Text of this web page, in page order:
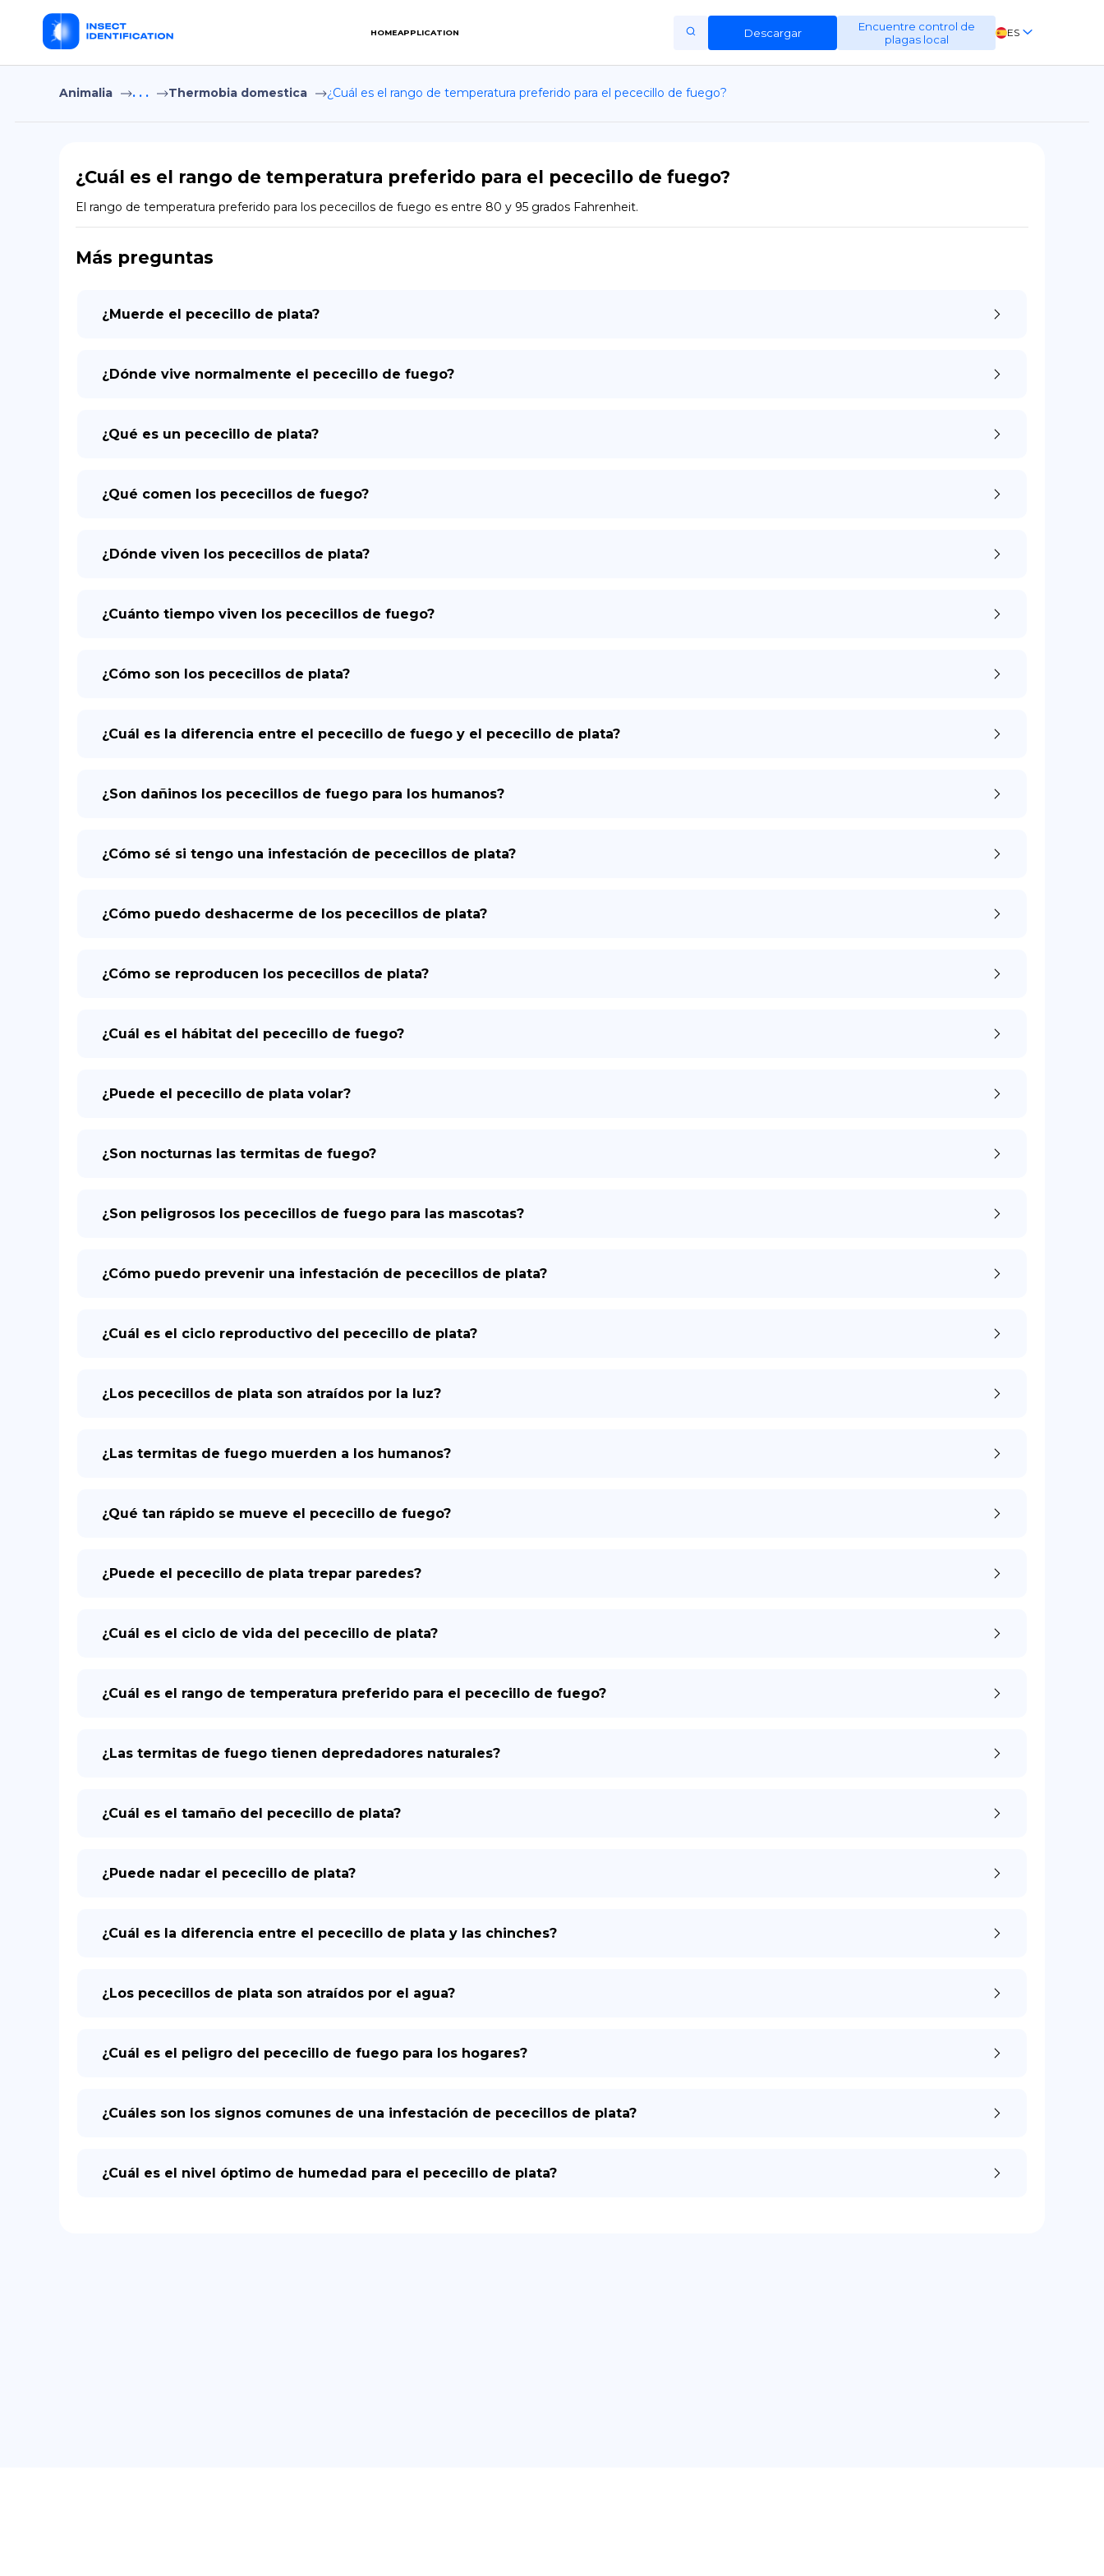
HOMEAPPLICATION Descargar
Encuentre control de
plagas local
ES
EN
Home
Terms of Use
Privacy Policy
Animalia . . . Thermobia domestica ¿Cuál es el rango de temperatura preferido para el pececillo de fuego?
¿Cuál es el rango de temperatura preferido para el pececillo de fuego?
El rango de temperatura preferido para los pececillos de fuego es entre 80 y 95 grados Fahrenheit.
Más preguntas
¿Muerde el pececillo de plata?
¿Dónde vive normalmente el pececillo de fuego?
¿Qué es un pececillo de plata?
¿Qué comen los pececillos de fuego?
¿Dónde viven los pececillos de plata?
¿Cuánto tiempo viven los pececillos de fuego?
¿Cómo son los pececillos de plata?
¿Cuál es la diferencia entre el pececillo de fuego y el pececillo de plata?
¿Son dañinos los pececillos de fuego para los humanos?
¿Cómo sé si tengo una infestación de pececillos de plata?
¿Cómo puedo deshacerme de los pececillos de plata?
¿Cómo se reproducen los pececillos de plata?
¿Cuál es el hábitat del pececillo de fuego?
¿Puede el pececillo de plata volar?
¿Son nocturnas las termitas de fuego?
¿Son peligrosos los pececillos de fuego para las mascotas?
¿Cómo puedo prevenir una infestación de pececillos de plata?
¿Cuál es el ciclo reproductivo del pececillo de plata?
¿Los pececillos de plata son atraídos por la luz?
¿Las termitas de fuego muerden a los humanos?
¿Qué tan rápido se mueve el pececillo de fuego?
¿Puede el pececillo de plata trepar paredes?
¿Cuál es el ciclo de vida del pececillo de plata?
¿Cuál es el rango de temperatura preferido para el pececillo de fuego?
¿Las termitas de fuego tienen depredadores naturales?
¿Cuál es el tamaño del pececillo de plata?
¿Puede nadar el pececillo de plata?
¿Cuál es la diferencia entre el pececillo de plata y las chinches?
¿Los pececillos de plata son atraídos por el agua?
¿Cuál es el peligro del pececillo de fuego para los hogares?
¿Cuáles son los signos comunes de una infestación de pececillos de plata?
¿Cuál es el nivel óptimo de humedad para el pececillo de plata?